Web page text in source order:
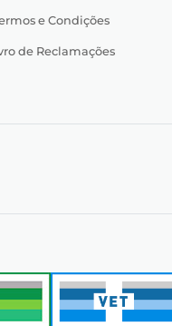
e Condições
de Reclamações